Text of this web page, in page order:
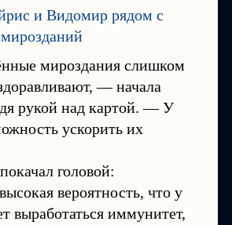
мироздания слишком
— начала
рукой над картой. — У
ускорить их
головой:
вероятность, что у
выработаться иммунитет,